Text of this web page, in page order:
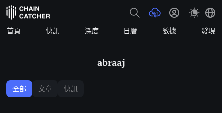
首頁 快訊 深度 日曆 數據 發現
abraaj
全部 文章 快訊